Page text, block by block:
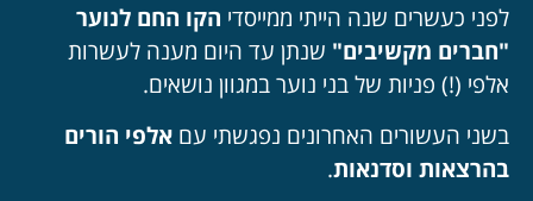
לפני כעשרים שנה הייתי ממייסדי הקו החם לנוער
"חברים מקשיבים" שנתן עד היום מענה לעשרות
אלפי (!) פניות של בני נוער במגוון נושאים.
בשני העשורים האחרונים נפגשתי עם אלפי הורים
בהרצאות וסדנאות.